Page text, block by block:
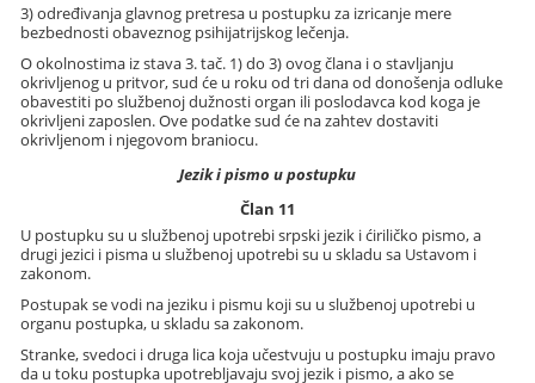
3) određivanja glavnog pretresa u postupku za izricanje mere
bezbednosti obaveznog psihijatrijskog lečenja.
O okolnostima iz stava 3. tač. 1) do 3) ovog člana i o stavljanju
okrivljenog u pritvor, sud će u roku od tri dana od donošenja odluke
obavestiti po službenoj dužnosti organ ili poslodavca kod koga je
okrivljeni zaposlen. Ove podatke sud će na zahtev dostaviti
okrivljenom i njegovom braniocu.
Jezik i pismo u postupku
Član 11
U postupku su u službenoj upotrebi srpski jezik i ćiriličko pismo, a
drugi jezici i pisma u službenoj upotrebi su u skladu sa Ustavom i
zakonom.
Postupak se vodi na jeziku i pismu koji su u službenoj upotrebi u
organu postupka, u skladu sa zakonom.
Stranke, svedoci i druga lica koja učestvuju u postupku imaju pravo
da u toku postupka upotrebljavaju svoj jezik i pismo, a ako se